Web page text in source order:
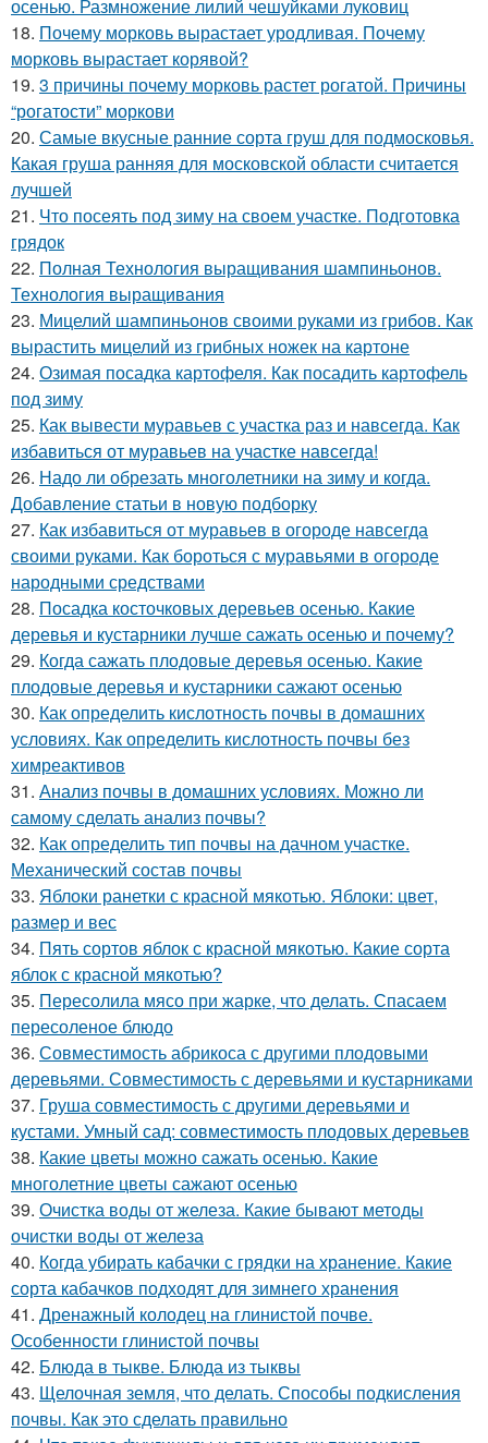
осенью. Размножение лилий чешуйками луковиц
18. Почему морковь вырастает уродливая. Почему
морковь вырастает корявой?
19. 3 причины почему морковь растет рогатой. Причины
“рогатости” моркови
20. Самые вкусные ранние сорта груш для подмосковья.
Какая груша ранняя для московской области считается
лучшей
21. Что посеять под зиму на своем участке. Подготовка
грядок
22. Полная Технология выращивания шампиньонов.
Технология выращивания
23. Мицелий шампиньонов своими руками из грибов. Как
вырастить мицелий из грибных ножек на картоне
24. Озимая посадка картофеля. Как посадить картофель
под зиму
25. Как вывести муравьев с участка раз и навсегда. Как
избавиться от муравьев на участке навсегда!
26. Надо ли обрезать многолетники на зиму и когда.
Добавление статьи в новую подборку
27. Как избавиться от муравьев в огороде навсегда
своими руками. Как бороться с муравьями в огороде
народными средствами
28. Посадка косточковых деревьев осенью. Какие
деревья и кустарники лучше сажать осенью и почему?
29. Когда сажать плодовые деревья осенью. Какие
плодовые деревья и кустарники сажают осенью
30. Как определить кислотность почвы в домашних
условиях. Как определить кислотность почвы без
химреактивов
31. Анализ почвы в домашних условиях. Можно ли
самому сделать анализ почвы?
32. Как определить тип почвы на дачном участке.
Механический состав почвы
33. Яблоки ранетки с красной мякотью. Яблоки: цвет,
размер и вес
34. Пять сортов яблок с красной мякотью. Какие сорта
яблок с красной мякотью?
35. Пересолила мясо при жарке, что делать. Спасаем
пересоленое блюдо
36. Совместимость абрикоса с другими плодовыми
деревьями. Совместимость с деревьями и кустарниками
37. Груша совместимость с другими деревьями и
кустами. Умный сад: совместимость плодовых деревьев
38. Какие цветы можно сажать осенью. Какие
многолетние цветы сажают осенью
39. Очистка воды от железа. Какие бывают методы
очистки воды от железа
40. Когда убирать кабачки с грядки на хранение. Какие
сорта кабачков подходят для зимнего хранения
41. Дренажный колодец на глинистой почве.
Особенности глинистой почвы
42. Блюда в тыкве. Блюда из тыквы
43. Щелочная земля, что делать. Способы подкисления
почвы. Как это сделать правильно